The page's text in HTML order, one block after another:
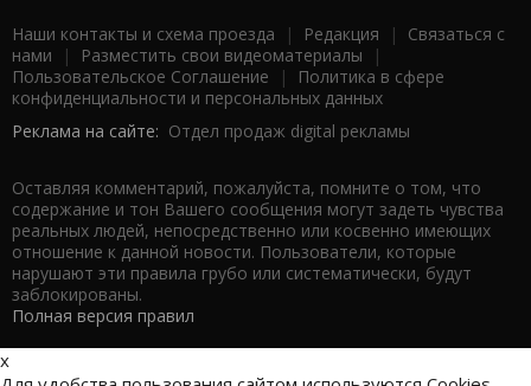
Наши контакты и схема проезда | Редакция | Связаться с
нами | Разместить свои видеоматериалы |
Пользовательское Соглашение |
Политика в сфере
конфиденциальности и персональных данных
Реклама на сайте: Отдел продаж digital рекламы
Оставляя комментарий, пожалуйста, помните о том, что
содержание и тон Вашего сообщения могут задеть чувства
реальных людей, непосредственно или косвенно имеющих
отношение к данной новости. Пользователи, которые
нарушают эти правила грубо или систематически, будут
заблокированы.
Полная версия правил
x